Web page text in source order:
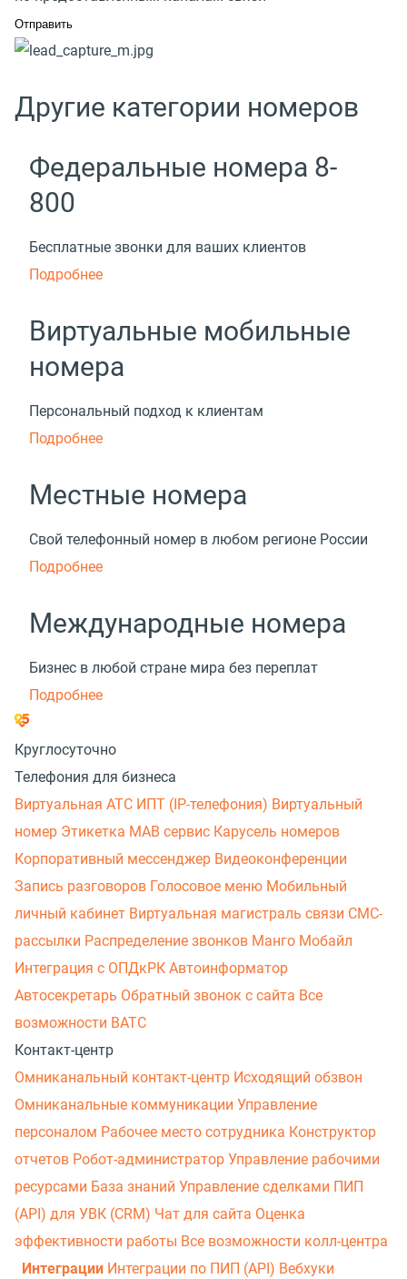
Другие категории номеров
Федеральные номера 8-
800
Бесплатные звонки для ваших клиентов
Подробнее
Виртуальные мобильные
номера
Персональный подход к клиентам
Подробнее
Местные номера
Свой телефонный номер в любом регионе России
Подробнее
Международные номера
Бизнес в любой стране мира без переплат
Подробнее
Круглосуточно
Телефония для бизнеса
Виртуальная АТС ИПТ (IP-телефония) Виртуальный
номер Этикетка МАВ сервис Карусель номеров
Корпоративный мессенджер Видеоконференции
Запись разговоров Голосовое меню Мобильный
личный кабинет Виртуальная магистраль связи СМС-
рассылки Распределение звонков Манго Мобайл
Интеграция с ОПДкРК Автоинформатор
Автосекретарь Обратный звонок с сайта Все
возможности ВАТС
Контакт-центр
Омниканальный контакт-центр Исходящий обзвон
Омниканальные коммуникации Управление
персоналом Рабочее место сотрудника Конструктор
отчетов Робот-администратор Управление рабочими
ресурсами База знаний Управление сделками ПИП
(API) для УВК (CRM) Чат для сайта Оценка
эффективности работы Все возможности колл-центра
Интеграции Интеграции по ПИП (API) Вебхуки